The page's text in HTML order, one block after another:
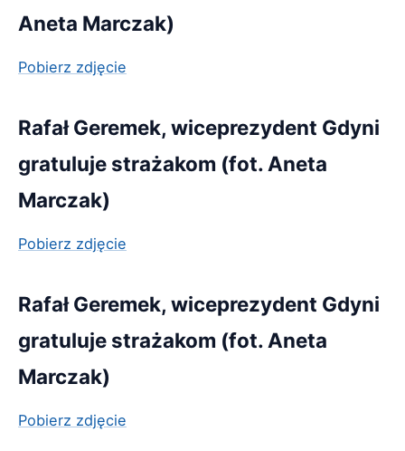
Aneta Marczak)
Pobierz zdjęcie
Rafał Geremek, wiceprezydent Gdyni
gratuluje strażakom (fot. Aneta
Marczak)
Pobierz zdjęcie
Rafał Geremek, wiceprezydent Gdyni
gratuluje strażakom (fot. Aneta
Marczak)
Pobierz zdjęcie